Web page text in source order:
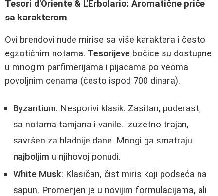
Tesori d'Oriente & L'Erbolario: Aromatične priče
sa karakterom
Ovi brendovi nude mirise sa više karaktera i često
egzotičnim notama. Tesorijeve bočice su dostupne
u mnogim parfimerijama i pijacama po veoma
povoljnim cenama (često ispod 700 dinara).
Byzantium: Nesporivi klasik. Zasitan, puderast,
sa notama tamjana i vanile. Izuzetno trajan,
savršen za hladnije dane. Mnogi ga smatraju
najboljim u njihovoj ponudi.
White Musk: Klasičan, čist miris koji podseća na
sapun. Promenjen je u novijim formulacijama, ali